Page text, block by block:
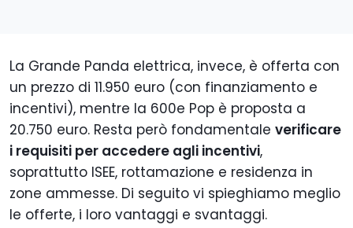
La Grande Panda elettrica, invece, è offerta con
un prezzo di 11.950 euro (con finanziamento e
incentivi), mentre la 600e Pop è proposta a
20.750 euro. Resta però fondamentale verificare
i requisiti per accedere agli incentivi,
soprattutto ISEE, rottamazione e residenza in
zone ammesse. Di seguito vi spieghiamo meglio
le offerte, i loro vantaggi e svantaggi.